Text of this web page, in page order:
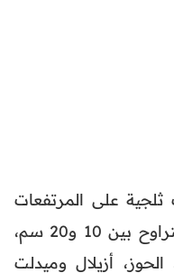
على المرتفعات
التي تفوق 2000 متر، بسمك يتراوح بين 10 و20 سم،
أزيلال وميدلت